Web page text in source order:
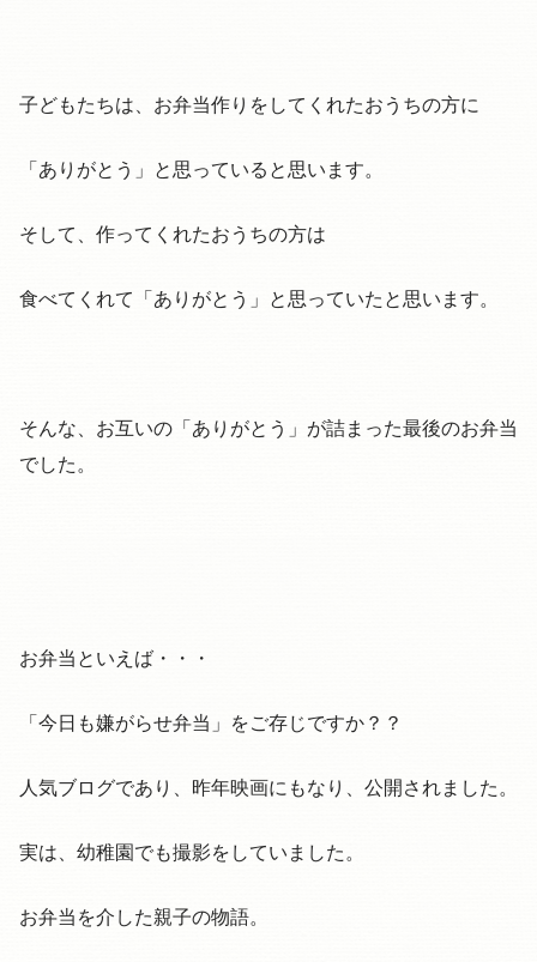
子どもたちは、お弁当作りをしてくれたおうちの方に
「ありがとう」と思っていると思います。
そして、作ってくれたおうちの方は
食べてくれて「ありがとう」と思っていたと思います。
そんな、お互いの「ありがとう」が詰まった最後のお弁当
でした。
お弁当といえば・・・
「今日も嫌がらせ弁当」をご存じですか？？
人気ブログであり、昨年映画にもなり、公開されました。
実は、幼稚園でも撮影をしていました。
お弁当を介した親子の物語。